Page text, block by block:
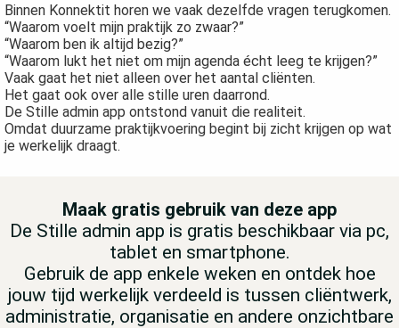
Binnen Konnektit horen we vaak dezelfde vragen terugkomen.
“Waarom voelt mijn praktijk zo zwaar?”
“Waarom ben ik altijd bezig?”
“Waarom lukt het niet om mijn agenda écht leeg te krijgen?”
Vaak gaat het niet alleen over het aantal cliënten.
Het gaat ook over alle stille uren daarrond.
De Stille admin app ontstond vanuit die realiteit.
Omdat duurzame praktijkvoering begint bij zicht krijgen op wat
je werkelijk draagt.
Maak gratis gebruik van deze app
De Stille admin app is gratis beschikbaar via pc,
tablet en smartphone.
Gebruik de app enkele weken en ontdek hoe
jouw tijd werkelijk verdeeld is tussen cliëntwerk,
administratie, organisatie en andere onzichtbare